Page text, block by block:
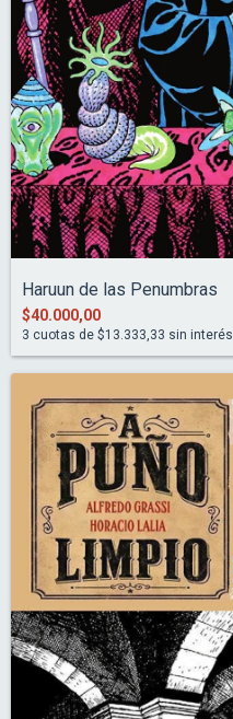
Haruun de las Penumbras
$40.000,00
3 cuotas de $13.333,33 sin interés